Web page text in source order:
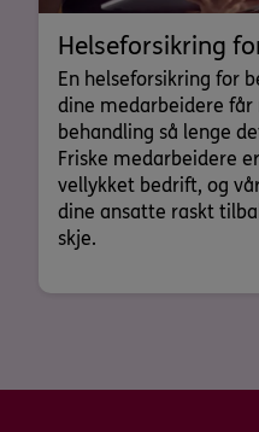
Helseforsikring
En helseforsikring for
dine medarbeidere får
behandling så lenge
Friske medarbeidere
vellykket bedrift, og
dine ansatte raskt
skje.